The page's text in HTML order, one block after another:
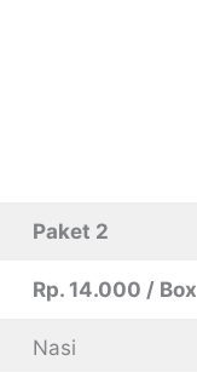
Paket 2
Rp. 14.000 / Box
Nasi